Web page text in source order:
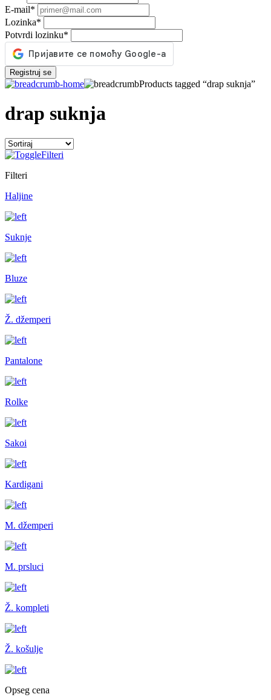
E-mail*
Lozinka*
Potvrdi lozinku*
Registruj se
Products tagged “drap suknja”
drap suknja
Filteri
Filteri
Haljine
Suknje
Bluze
Ž. džemperi
Pantalone
Rolke
Sakoi
Kardigani
M. džemperi
M. prsluci
Ž. kompleti
Ž. košulje
Opseg cena